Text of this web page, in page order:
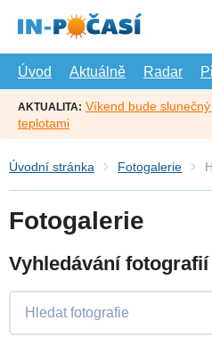
hlavní
Úvod
Aktuálně Radar
AKTUALITA: Víkend bude
teplotami
Úvodní stránka Fotogalerie
Fotogalerie
Vyhledávání